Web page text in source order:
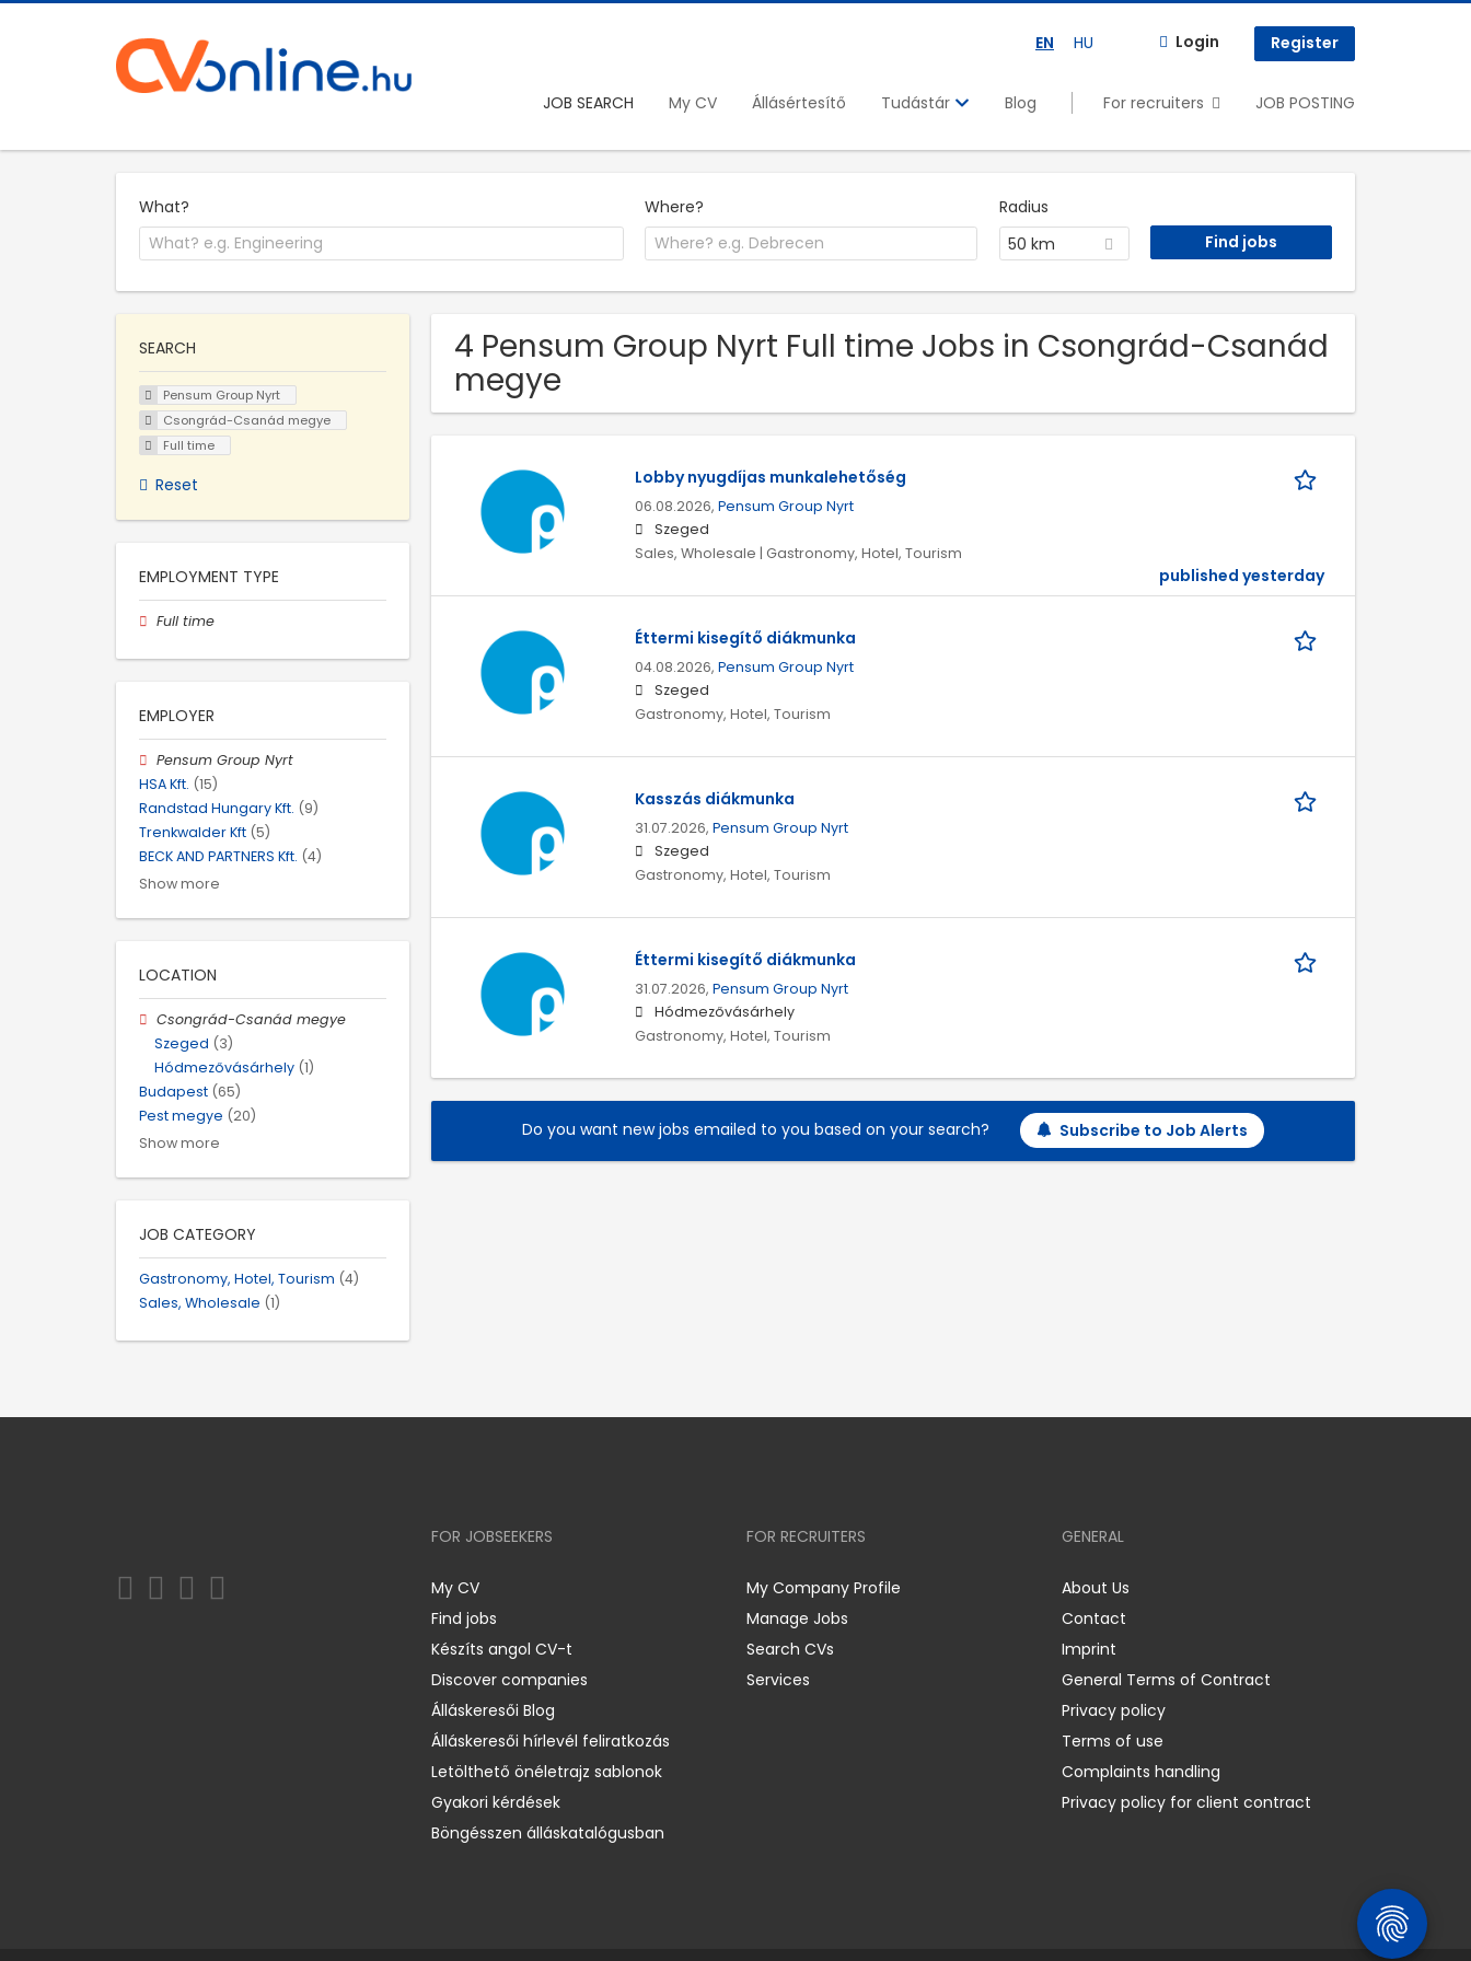
EN HU Login Register
JOB SEARCH My CV Állásértesítő Tudástár Blog For recruiters JOB POSTING
What? Where?
Radius
50 km
4 Pensum Group Nyrt Full time Jobs in Csongrád-Csanád
megye
Lobby nyugdíjas munkalehetőség
06.08.2026, Pensum Group Nyrt
Szeged
Sales, Wholesale | Gastronomy, Hotel, Tourism
published yesterday
Éttermi kisegítő diákmunka
04.08.2026, Pensum Group Nyrt
Szeged
Gastronomy, Hotel, Tourism
Kasszás diákmunka
31.07.2026, Pensum Group Nyrt
Szeged
Gastronomy, Hotel, Tourism
Éttermi kisegítő diákmunka
31.07.2026, Pensum Group Nyrt
Hódmezővásárhely
Gastronomy, Hotel, Tourism
Do you want new jobs emailed to you based on your search? Subscribe to Job Alerts
SEARCH
Pensum Group Nyrt
Csongrád-Csanád megye
Full time
Reset
EMPLOYMENT TYPE
Full time
EMPLOYER
Pensum Group Nyrt
HSA Kft. (15)
Randstad Hungary Kft. (9)
Trenkwalder Kft (5)
BECK AND PARTNERS Kft. (4)
Show more
LOCATION
Csongrád-Csanád megye
Szeged (3)
Hódmezővásárhely (1)
Budapest (65)
Pest megye (20)
Show more
JOB CATEGORY
Gastronomy, Hotel, Tourism (4)
Sales, Wholesale (1)
FOR JOBSEEKERS
My CV
Find jobs
Készíts angol CV-t
Discover companies
Álláskeresői Blog
Álláskeresői hírlevél feliratkozás
Letölthető önéletrajz sablonok
Gyakori kérdések
Böngésszen álláskatalógusban
FOR RECRUITERS
My Company Profile
Manage Jobs
Search CVs
Services
GENERAL
About Us
Contact
Imprint
General Terms of Contract
Privacy policy
Terms of use
Complaints handling
Privacy policy for client contract